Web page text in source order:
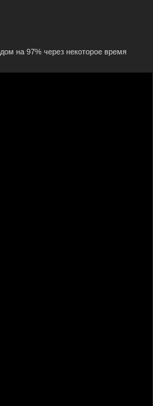
на 97% через некоторое время